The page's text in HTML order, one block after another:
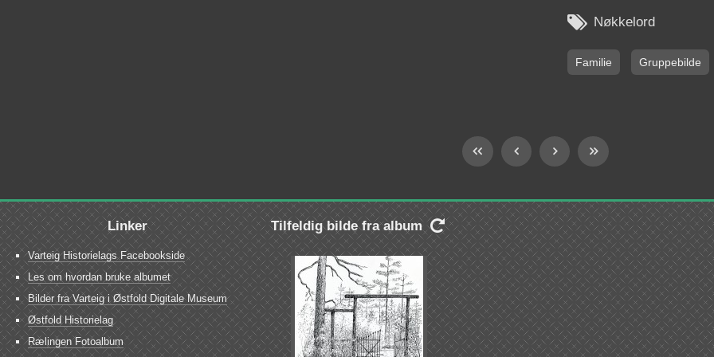
 Nøkkelord
Familie Gruppebilde
Linker
Varteig Historielags Facebookside
Les om hvordan bruke albumet
Bilder fra Varteig i Østfold Digitale Museum
Østfold Historielag
Rælingen Fotoalbum
Tilfeldig bilde fra album 